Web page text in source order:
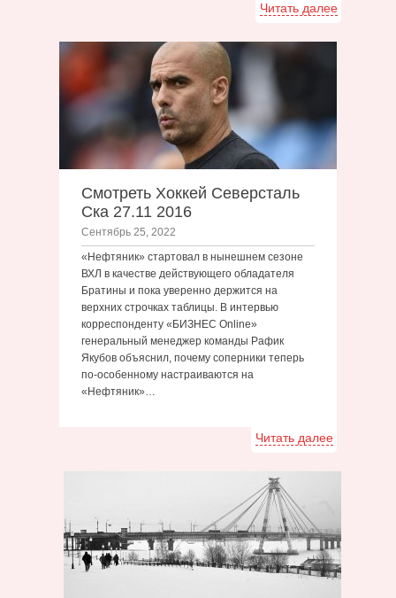
Читать далее
Смотреть Хоккей Северсталь
Ска 27.11 2016
Сентябрь 25, 2022
«Нефтяник» стартовал в нынешнем сезоне
ВХЛ в качестве действующего обладателя
Братины и пока уверенно держится на
верхних строчках таблицы. В интервью
корреспонденту «БИЗНЕС Online»
генеральный менеджер команды Рафик
Якубов объяснил, почему соперники теперь
по-особенному настраиваются на
«Нефтяник»…
Читать далее